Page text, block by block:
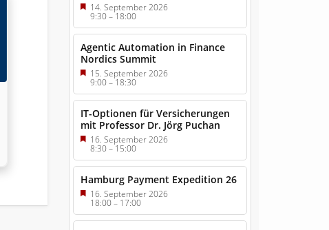
14. September 2026
9:30–18:00
Agentic Automation in Finance
Nordics Summit
15. September 2026
9:00–18:30
IT-Optionen für Versicherungen
mit Professor Dr. Jörg Puchan
16. September 2026
8:30–15:00
Hamburg Payment Expedition 26
16. September 2026
18:00– 17:00